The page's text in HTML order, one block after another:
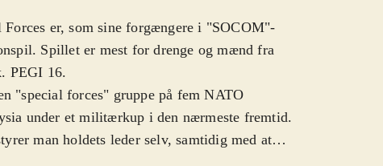
er, som sine forgængere i "SOCOM"-
Spillet er mest for drenge og mænd fra
PEGI 16.
"special forces" gruppe på fem NATO
under et militærkup i den nærmeste fremtid.
man holdets leder selv, samtidig med at